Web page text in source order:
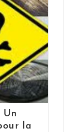
Un
la